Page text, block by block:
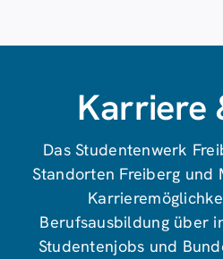
Karriere
Das Studentenwerk
Standorten Freiberg und
Berufsausbildung über
Studentenjobs und